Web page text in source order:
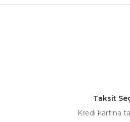
Taksit
Kredi kartına